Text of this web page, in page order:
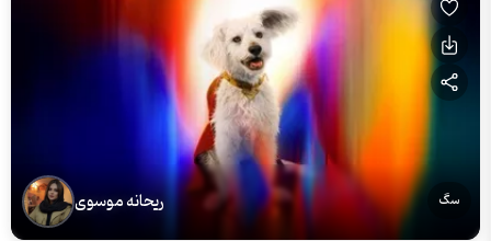
سگ ریحانه موسوی